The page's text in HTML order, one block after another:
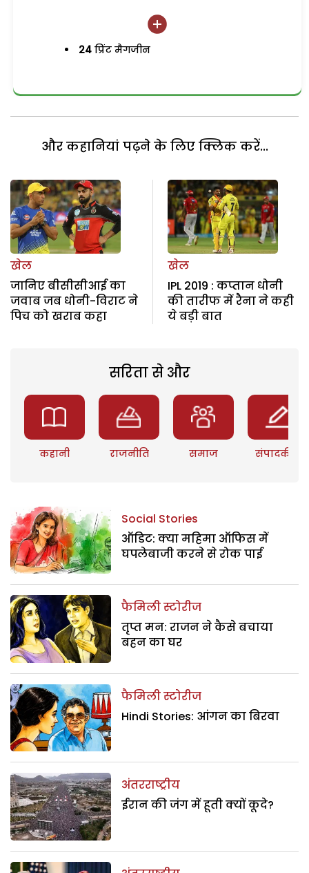
24 प्रिंट मैगजीन
और कहानियां पढ़ने के लिए क्लिक करें...
खेल
जानिए बीसीसीआई का
जवाब जब धोनी-विराट ने
पिच को खराब कहा
खेल
IPL 2019 : कप्तान धोनी
की तारीफ में रैना ने कही
ये बड़ी बात
सरिता से और
कहानी राजनीति समाज संपादकीय
Social Stories
ऑडिट: क्या महिमा ऑफिस में
घपलेबाजी करने से रोक पाई
फैमिली स्टोरीज
तृप्त मन: राजन ने कैसे बचाया
बहन का घर
फैमिली स्टोरीज
Hindi Stories: आंगन का बिरवा
अंतरराष्ट्रीय
ईरान की जंग में हूती क्यों कूदे?